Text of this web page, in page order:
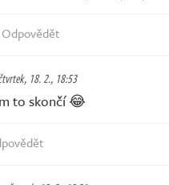
Odpovědět
18. 2., 18:53
to skončí 😂